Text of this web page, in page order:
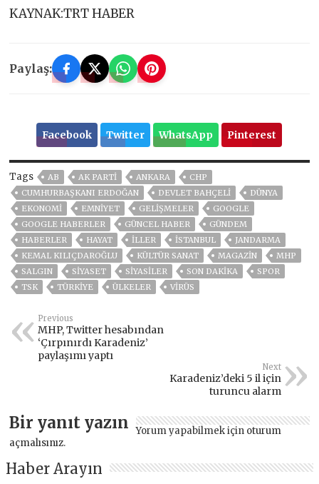
KAYNAK:TRT HABER
Paylaş:
Facebook Twitter WhatsApp Pinterest
Tags AB AK PARTİ ANKARA
CHP
CUMHURBAŞKANI ERDOĞAN
DEVLET BAHÇELİ
DÜNYA
EKONOMİ
EMNİYET GELIŞMELER
GOOGLE
GOOGLE HABERLER
GÜNCEL HABER
GÜNDEM
HABERLER
HAYAT İLLER ISTANBUL
JANDARMA
KEMAL KILIÇDAROĞLU
KÜLTÜR SANAT MAGAZİN
MHP
SALGIN
SİYASET SİYASİLER SON DAKIKA
SPOR
TSK
TÜRKİYE ÜLKELER VIRÜS
Previous
MHP, Twitter hesabından
‘Çırpınırdı Karadeniz’
paylaşımı yaptı
Next
Karadeniz’deki 5 il için
turuncu alarm
Bir yanıt yazın Yorum yapabilmek için oturum
açmalısınız.
Haber Arayın